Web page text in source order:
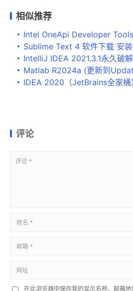
相似推荐
Intel OneApi Developer Tools 2024.2.0.635
Sublime Text 4 软件下载 安
IntelliJ IDEA 2021.3.1永久破
Matlab R2024a (更新到
IDEA 2020（JetBrains全家桶）永久
评论
在此浏览器中保存我的显示名称、邮箱